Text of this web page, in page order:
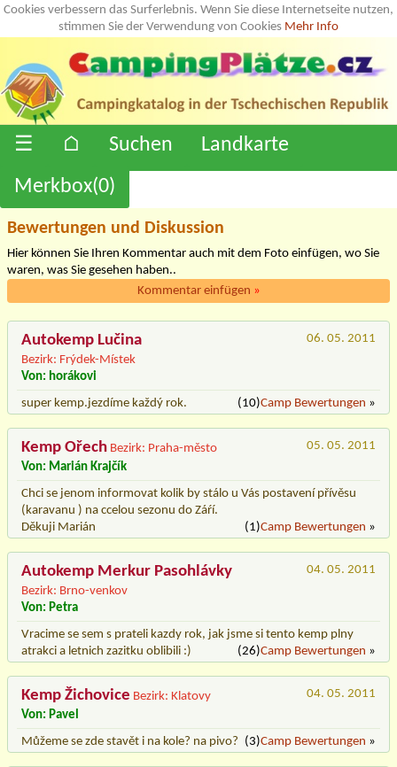
Cookies verbessern das Surferlebnis. Wenn Sie diese Internetseite nutzen,
stimmen Sie der Verwendung von Cookies Mehr Info
☰ ⌂ Suchen
Landkarte
Merkbox(0)
Bewertungen und Diskussion
Hier können Sie Ihren Kommentar auch mit dem Foto einfügen, wo Sie
waren, was Sie gesehen haben..
Kommentar einfügen »
Autokemp Lučina
Bezirk: Frýdek-Místek
06. 05. 2011
Von: horákovi
super kemp.jezdíme každý rok.
(10)Camp Bewertungen »
Kemp Ořech Bezirk: Praha-město
05. 05. 2011
Von: Marián Krajčík
Chci se jenom informovat kolik by stálo u Vás postavení přívěsu
(karavanu ) na ccelou sezonu do Záŕí.
Děkuji Marián
(1)Camp Bewertungen »
Autokemp Merkur Pasohlávky
Bezirk: Brno-venkov
04. 05. 2011
Von: Petra
Vracime se sem s prateli kazdy rok, jak jsme si tento kemp plny
atrakci a letnich zazitku oblibili :)
(26)Camp Bewertungen »
Kemp Žichovice Bezirk: Klatovy
04. 05. 2011
Von: Pavel
Můžeme se zde stavět i na kole? na pivo? (3)Camp Bewertungen »